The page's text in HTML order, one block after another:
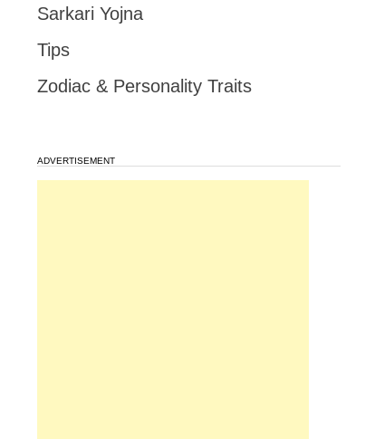
Sarkari Yojna
Tips
Zodiac & Personality Traits
ADVERTISEMENT